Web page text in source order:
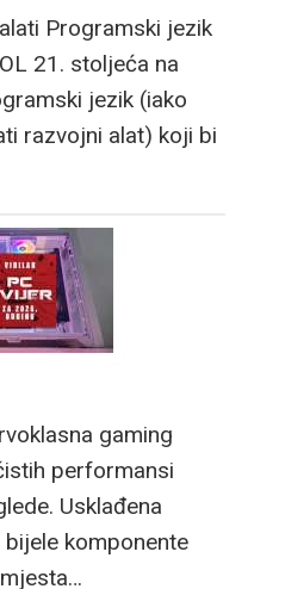
Programski jezik
21. stoljeća na
jezik (iako
razvojni alat) koji bi
gaming
performansi
Usklađena
komponente